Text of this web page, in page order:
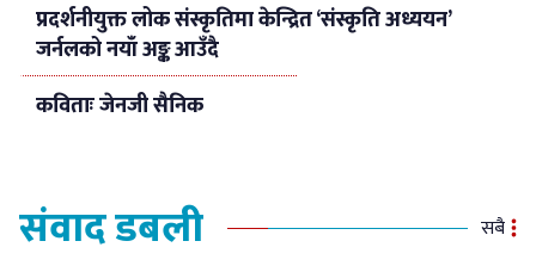
प्रदर्शनीयुक्त लोक संस्कृतिमा केन्द्रित ‘संस्कृति अध्ययन’
जर्नलको नयाँ अङ्क आउँदै
कविताः जेनजी सैनिक
संवाद डबली सबै